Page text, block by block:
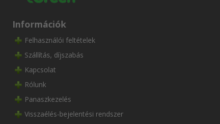
Információk
Felhasználói feltételek
Szállítás, díjszabás
Kapcsolat
Rólunk
Panaszkezelés
Visszaélés-bejelentési rendszer